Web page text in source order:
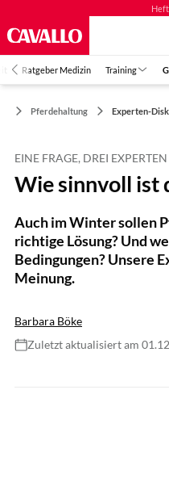
Ratgeber Medizin Training
Pferdehaltung Experten-
EINE FRAGE, DREI EXPERTEN
Wie sinnvoll ist
Auch im Winter sollen
richtige Lösung? Und
Bedingungen? Unsere
Meinung.
Barbara Böke
Zuletzt aktualisiert am